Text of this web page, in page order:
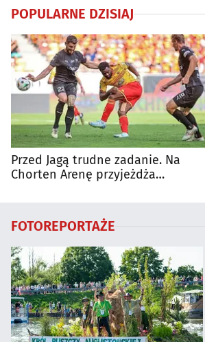
POPULARNE DZISIAJ
Przed Jagą trudne zadanie. Na
Chorten Arenę przyjeżdża
FOTOREPORTAŻE